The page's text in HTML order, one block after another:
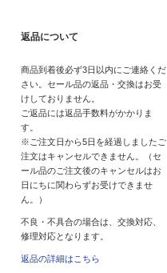
返品について
商品到着後必ず3日以内にご連絡くだ
さい。セール品の返品・交換はお受
けしておりません。
ご返品には返品手数料がかかりま
す。
※ご注文日から5日を経過しましたご
注文はキャンセルできません。（セ
ール品のご注文後のキャンセルはお
日にちに関わらずお受けできませ
ん。）
不良・不具合の場合は、交換対応、
修理対応となります。
返品の詳細はこちら